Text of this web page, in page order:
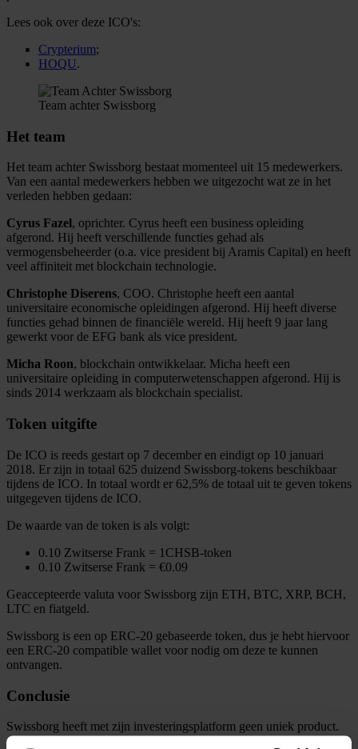
Lees ook over deze ICO's:
Crypterium;
HOQU.
Team achter Swissborg
Het team
Het team achter Swissborg bestaat momenteel uit 15 medewerkers.
Van een aantal medewerkers hebben we uitgezocht wat ze in het
verleden hebben gedaan:
Cyrus Fazel, oprichter. Cyrus heeft een business opleiding
afgerond. Hij heeft verschillende functies gehad als
vermogensbeheerder (o.a. vice president bij Aramis Capital) en heeft
veel affiniteit met blockchain technologie.
Christophe Diserens, COO. Christophe heeft een aantal
universitaire economische opleidingen afgerond. Hij heeft diverse
functies gehad binnen de financiële wereld. Hij heeft 9 jaar lang
gewerkt voor de EFG bank als vice president.
Micha Roon, blockchain ontwikkelaar. Micha heeft een
universitaire opleiding in computerwetenschappen afgerond. Hij is
sinds 2014 werkzaam als blockchain specialist.
Token uitgifte
De ICO is reeds gestart op 7 december en eindigt op 10 januari
2018. Er zijn in totaal 625 duizend Swissborg-tokens beschikbaar
tijdens de ICO. In totaal wordt er 62,5% de totaal uit te geven tokens
uitgegeven tijdens de ICO.
De waarde van de token is als volgt:
0.10 Zwitserse Frank = 1CHSB-token
0.10 Zwitserse Frank = €0.09
Geaccepteerde valuta voor Swissborg zijn ETH, BTC, XRP, BCH,
LTC en fiatgeld.
Swissborg is een op ERC-20 gebaseerde token, dus je hebt hiervoor
een ERC-20 compatible wallet voor nodig om deze te kunnen
ontvangen.
Conclusie
Swissborg heeft met zijn investeringsplatform geen uniek product.
Al eerder schreven we over hetTaklimakan Network, die een